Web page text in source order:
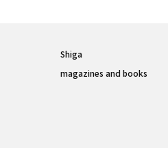
Shiga
magazines and books